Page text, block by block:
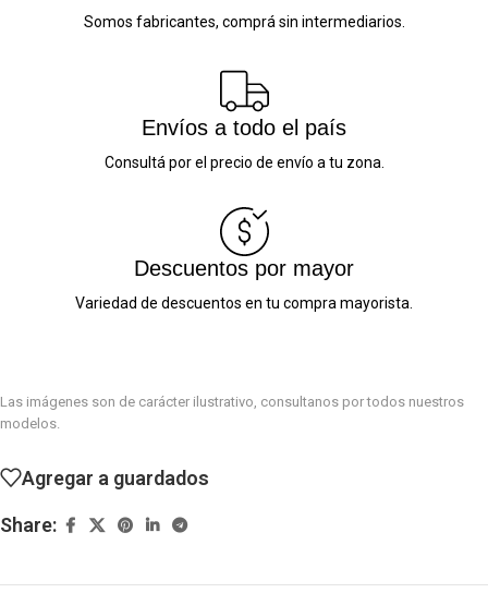
Somos fabricantes, comprá sin intermediarios.
Envíos a todo el país
Consultá por el precio de envío a tu zona.
Descuentos por mayor
Variedad de descuentos en tu compra mayorista.
Las imágenes son de carácter ilustrativo, consultanos por todos nuestros
modelos.
Agregar a guardados
Share: